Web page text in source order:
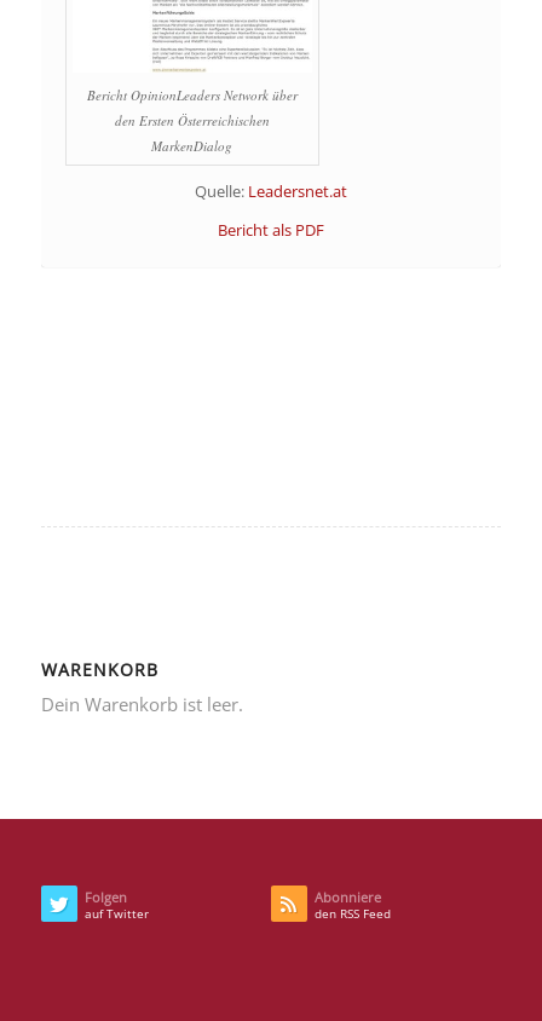
Bericht OpinionLeaders Network über
den Ersten Österreichischen
MarkenDialog
Quelle: Leadersnet.at
Bericht als PDF
WARENKORB
Dein Warenkorb ist leer.
Folgen
auf Twitter
Abonniere
den RSS Feed